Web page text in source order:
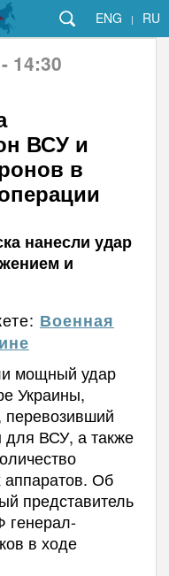
ENG | RU
14:30
ВСУ и
в
нанесли удар
и
Военная
мощный удар
Украины,
перевозивший
для ВСУ, а также
аппаратов. Об
представитель
генерал-
в ходе